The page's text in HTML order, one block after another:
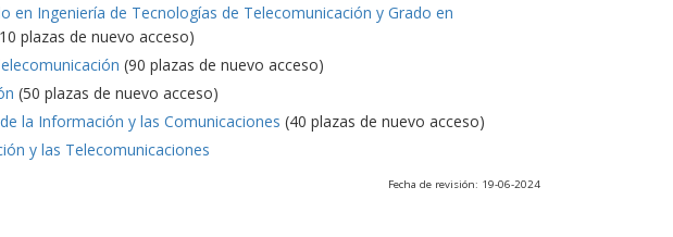
en Ingeniería de Tecnologías de Telecomunicación y Grado en
plazas de nuevo acceso)
(90 plazas de nuevo acceso)
(50 plazas de nuevo acceso)
la Información y las Comunicaciones (40 plazas de nuevo acceso)
y las Telecomunicaciones
Fecha de revisión: 19-06-2024